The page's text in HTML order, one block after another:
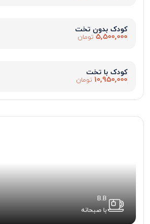
کودک بدون تخت
5,500,000 تومان
کودک با تخت
10,950,000 تومان
B.B
با صبحانه